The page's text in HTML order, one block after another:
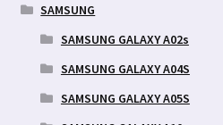
SAMSUNG
SAMSUNG GALAXY A02s
SAMSUNG GALAXY A04S
SAMSUNG GALAXY A05S